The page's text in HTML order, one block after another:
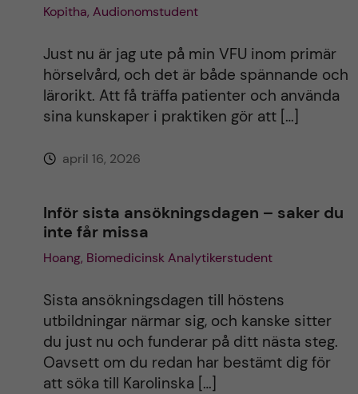
Kopitha, Audionomstudent
Just nu är jag ute på min VFU inom primär
hörselvård, och det är både spännande och
lärorikt. Att få träffa patienter och använda
sina kunskaper i praktiken gör att […]
april 16, 2026
Inför sista ansökningsdagen – saker du
inte får missa
Hoang, Biomedicinsk Analytikerstudent
Sista ansökningsdagen till höstens
utbildningar närmar sig, och kanske sitter
du just nu och funderar på ditt nästa steg.
Oavsett om du redan har bestämt dig för
att söka till Karolinska […]